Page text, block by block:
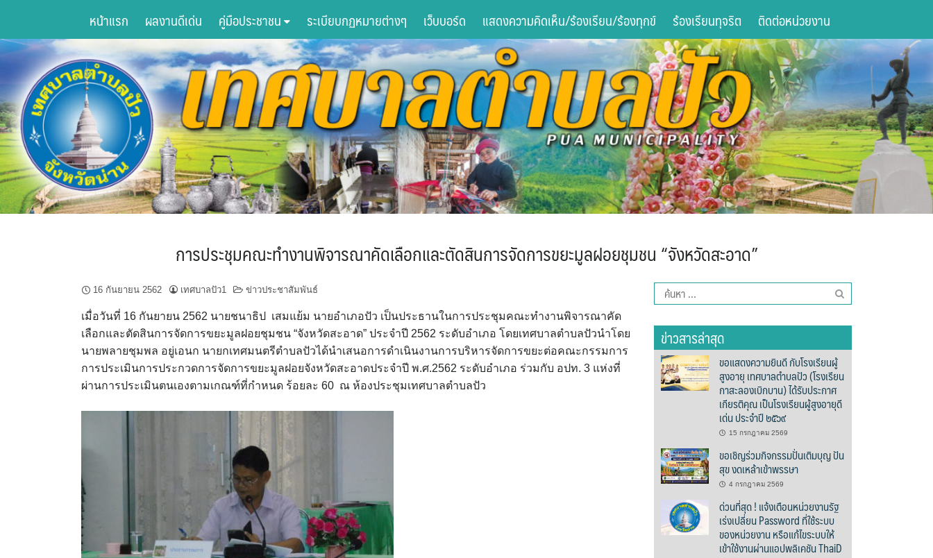
content
หน้าแรก ผลงานดีเด่น คู่มือประชาชน ระเบียบกฏหมายต่างๆ เว็บบอร์ด แสดงความคิดเห็น/ร้องเรียน/ร้องทุกข์ ร้องเรียนทุจริต ติดต่อหน่วยงาน
การประชุมคณะทำงานพิจารณาคัดเลือกและตัดสินการจัดการขยะมูลฝอยชุมชน “จังหวัดสะอาด”
16 กันยายน 2562 เทศบาลปัว1 ข่าวประชาสัมพันธ์
เมื่อวันที่ 16 กันยายน 2562 นายชนาธิป เสมแย้ม นายอำเภอปัว เป็นประธานในการประชุมคณะทำงานพิจารณาคัด
เลือกและตัดสินการจัดการขยะมูลฝอยชุมชน “จังหวัดสะอาด” ประจำปี 2562 ระดับอำเภอ โดยเทศบาลตำบลปัวนำโดย
นายพลายชุมพล อยู่เอนก นายกเทศมนตรีตำบลปัวได้นำเสนอการดำเนินงานการบริหารจัดการขยะต่อคณะกรรมการ
การประเมินการประกวดการจัดการขยะมูลฝอยจังหวัดสะอาดประจำปี พ.ศ.2562 ระดับอำเภอ ร่วมกับ อปท. 3 แห่งที่
ผ่านการประเมินตนเองตามเกณฑ์ที่กำหนด ร้อยละ 60 ณ ห้องประชุมเทศบาลตำบลปัว
ค้นหา
สำหรับ:
ข่าวสารล่าสุด
ขอแสดงความยินดี กับโรงเรียนผู้
สูงอายุ เทศบาลตำบลปัว (โรงเรียน
กาสะลองเบิกบาน) ได้รับประกาศ
เกียรติคุณ เป็นโรงเรียนผู้สูงอายุดี
เด่น ประจำปี ๒๕๖๙
15 กรกฎาคม 2569
ขอเชิญร่วมกิจกรรมปั่นเติมบุญ ปัน
สุข งดเหล้าเข้าพรรษา
4 กรกฎาคม 2569
ด่วนที่สุด ! แจ้งเตือนหน่วยงานรัฐ
เร่งเปลี่ยน Password ที่ใช้ระบบ
ของหน่วยงาน หรือแก้ไขระบบให้
เข้าใช้งานผ่านแอปพลิเคชัน ThaiD